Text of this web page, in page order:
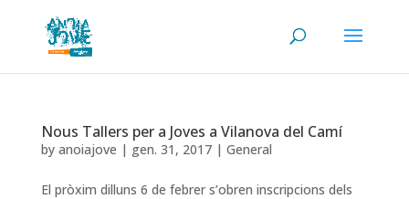
Nous Tallers per a Joves a Vilanova del Camí
by anoiajove | gen. 31, 2017| General
El pròxim dilluns 6 de febrer s’obren inscripcions dels